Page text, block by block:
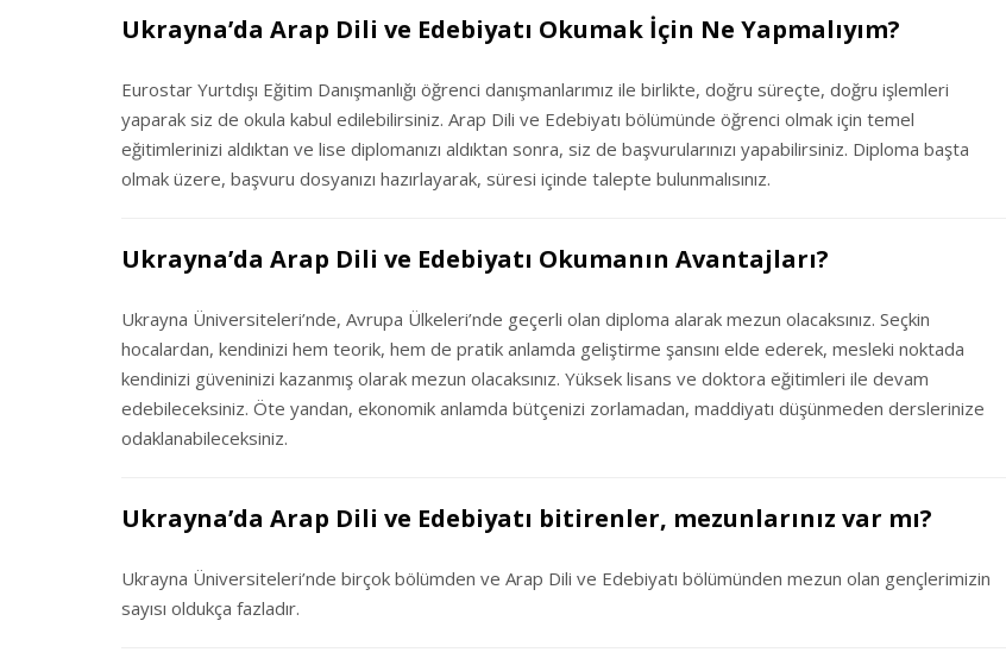
Ukrayna’da Arap Dili ve Edebiyatı Okumak İçin Ne Yapmalıyım?
Eurostar Yurtdışı Eğitim Danışmanlığı öğrenci danışmanlarımız ile birlikte, doğru süreçte, doğru işlemleri
yaparak siz de okula kabul edilebilirsiniz. Arap Dili ve Edebiyatı bölümünde öğrenci olmak için temel
eğitimlerinizi aldıktan ve lise diplomanızı aldıktan sonra, siz de başvurularınızı yapabilirsiniz. Diploma başta
olmak üzere, başvuru dosyanızı hazırlayarak, süresi içinde talepte bulunmalısınız.
Ukrayna’da Arap Dili ve Edebiyatı Okumanın Avantajları?
Ukrayna Üniversiteleri’nde, Avrupa Ülkeleri’nde geçerli olan diploma alarak mezun olacaksınız. Seçkin
hocalardan, kendinizi hem teorik, hem de pratik anlamda geliştirme şansını elde ederek, mesleki noktada
kendinizi güveninizi kazanmış olarak mezun olacaksınız. Yüksek lisans ve doktora eğitimleri ile devam
edebileceksiniz. Öte yandan, ekonomik anlamda bütçenizi zorlamadan, maddiyatı düşünmeden derslerinize
odaklanabileceksiniz.
Ukrayna’da Arap Dili ve Edebiyatı bitirenler, mezunlarınız var mı?
Ukrayna Üniversiteleri’nde birçok bölümden ve Arap Dili ve Edebiyatı bölümünden mezun olan gençlerimizin
sayısı oldukça fazladır.